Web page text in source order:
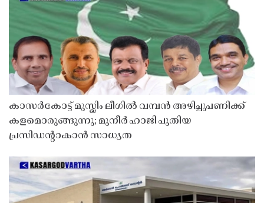
കാസർകോട്ട് മുസ്ലിം ലീഗിൽ വമ്പൻ അഴിച്ചുപണിക്ക്
കളമൊരുങ്ങുന്നു; മുനീർ ഹാജി പുതിയ
പ്രസിഡൻ്റാകാൻ സാധ്യത